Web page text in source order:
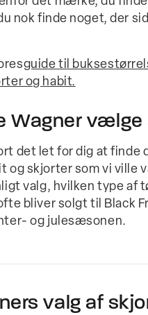
nok finde noget, der
guide til
og habit.
Wagner
det let for dig at
og skjorter som vi ville
valg, hvilken type af
bliver solgt til Black
og julesæsonen.
valg af